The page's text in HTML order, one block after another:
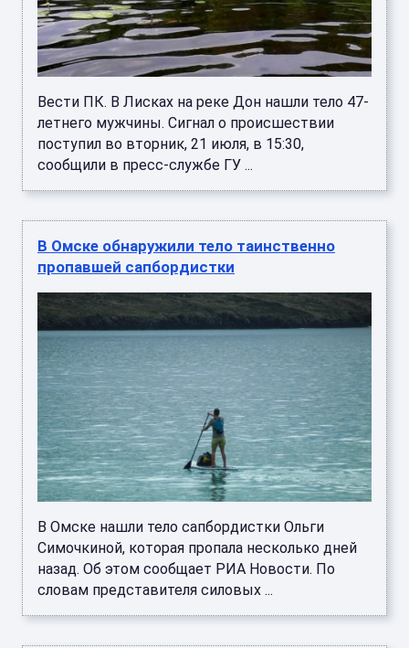
Вести ПК. В Лисках на реке Дон нашли тело 47-
летнего мужчины. Сигнал о происшествии
поступил во вторник, 21 июля, в 15:30,
сообщили в пресс-службе ГУ ...
В Омске обнаружили тело таинственно
пропавшей сапбордистки
В Омске нашли тело сапбордистки Ольги
Симочкиной, которая пропала несколько дней
назад. Об этом сообщает РИА Новости. По
словам представителя силовых ...